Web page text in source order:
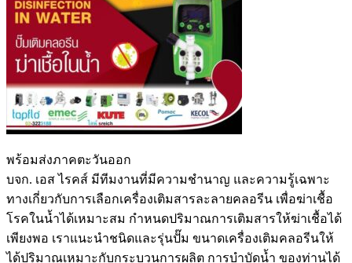
พร้อมส่งภาคตะวันออก
บจก. เอส ไรคส์ มีทีมงานที่มีความชำนาญ และความรู้เฉพาะ
ทางเกี่ยวกับการเลือกเครื่องเติมสารละลายคลอรีน เพื่อฆ่าเชื้อ
โรคในน้ำได้เหมาะสม กำหนดปริมาณการเติมสารให้ฆ่าเชื้อได้
เพียงพอ เราแนะนำชนิดและรุ่นปั๊ม ขนาดเครื่องเติมคลอรีนให้
ได้ปริมาณเหมาะกับกระบวนการผลิต การบำบัดน้ำ ของท่านได้